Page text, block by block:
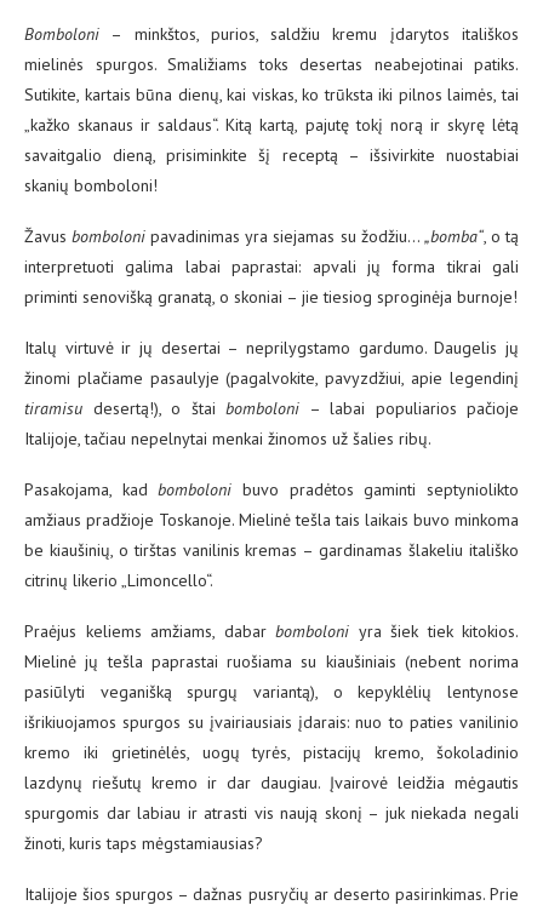
Bomboloni – minkštos, purios, saldžiu kremu įdarytos itališkos
mielinės spurgos. Smaližiams toks desertas neabejotinai patiks.
Sutikite, kartais būna dienų, kai viskas, ko trūksta iki pilnos laimės, tai
„kažko skanaus ir saldaus“. Kitą kartą, pajutę tokį norą ir skyrę lėtą
savaitgalio dieną, prisiminkite šį receptą – išsivirkite nuostabiai
skanių bomboloni!
Žavusbomboloni pavadinimas yra siejamas su žodžiu… „bomba“, o tą
interpretuoti galima labai paprastai: apvali jų forma tikrai gali
priminti senovišką granatą, o skoniai – jie tiesiog sproginėja burnoje!
Italų virtuvė ir jų desertai – neprilygstamo gardumo. Daugelis jų
žinomi plačiame pasaulyje (pagalvokite, pavyzdžiui, apie legendinį
tiramisu desertą!), o štai bomboloni – labai populiarios pačioje
Italijoje, tačiau nepelnytai menkai žinomos už šalies ribų.
Pasakojama, kadbomboloni buvo pradėtos gaminti septyniolikto
amžiaus pradžioje Toskanoje. Mielinė tešla tais laikais buvo minkoma
be kiaušinių, o tirštas vanilinis kremas – gardinamas šlakeliu itališko
citrinų likerio „Limoncello“.
Praėjus keliems amžiams, dabar bomboloni yra šiek tiek kitokios.
Mielinė jų tešla paprastai ruošiama su kiaušiniais (nebent norima
pasiūlyti veganišką spurgų variantą), o kepyklėlių lentynose
išrikiuojamos spurgos su įvairiausiais įdarais: nuo to paties vanilinio
kremo iki grietinėlės, uogų tyrės, pistacijų kremo, šokoladinio
lazdynų riešutų kremo ir dar daugiau. Įvairovė leidžia mėgautis
spurgomis dar labiau ir atrasti vis naują skonį – juk niekada negali
žinoti, kuris taps mėgstamiausias?
Italijoje šios spurgos – dažnas pusryčių ar deserto pasirinkimas. Prie